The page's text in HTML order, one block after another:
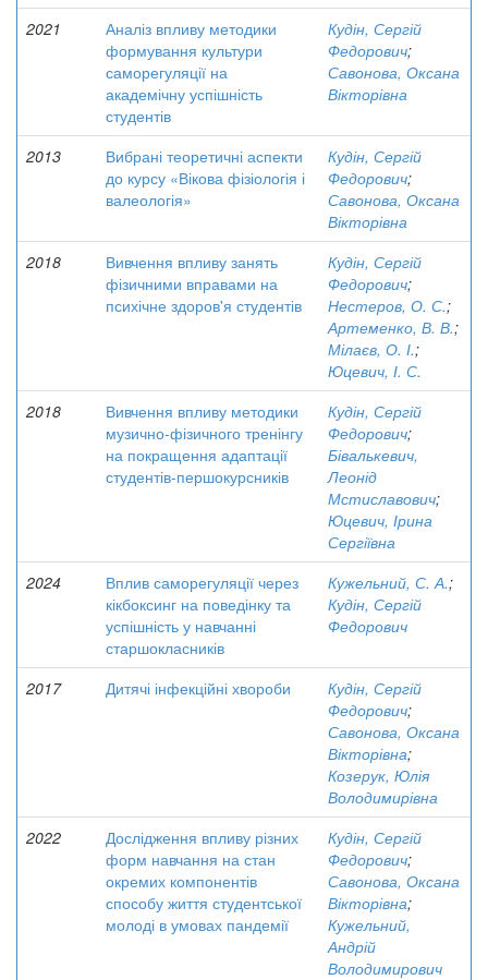
2021
Аналіз впливу методики
формування культури
саморегуляції на
академічну успішність
студентів
Кудін, Сергій
Федорович;
Савонова, Оксана
Вікторівна
2013
Вибрані теоретичні аспекти
до курсу «Вікова фізіологія і
валеологія»
Кудін, Сергій
Федорович;
Савонова, Оксана
Вікторівна
2018
Вивчення впливу занять
фізичними вправами на
психічне здоров'я студентів
Кудін, Сергій
Федорович;
Нестеров, О. С.;
Артеменко, В. В.;
Мілаєв, О. І.;
Юцевич, І. С.
2018
Вивчення впливу методики
музично-фізичного тренінгу
на покращення адаптації
студентів-першокурсників
Кудін, Сергій
Федорович;
Бівалькевич,
Леонід
Мстиславович;
Юцевич, Ірина
Сергіївна
2024
Вплив саморегуляції через
кікбоксинг на поведінку та
успішність у навчанні
старшокласників
Кужельний, С. А.;
Кудін, Сергій
Федорович
2017 Дитячі інфекційні хвороби
Кудін, Сергій
Федорович;
Савонова, Оксана
Вікторівна;
Козерук, Юлія
Володимирівна
2022
Дослідження впливу різних
форм навчання на стан
окремих компонентів
способу життя студентської
молоді в умовах пандемії
Кудін, Сергій
Федорович;
Савонова, Оксана
Вікторівна;
Кужельний,
Андрій
Володимирович